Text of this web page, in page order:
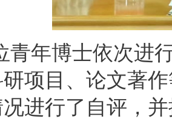
青年博士依次进
项目、论文著
进行了自评，